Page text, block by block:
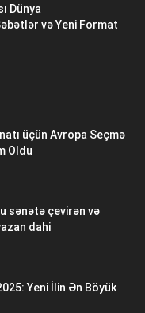
Dünya
və Yeni Format
üçün Avropa Seçmə
Oldu
sənətə çevirən və
dahi
Yeni İlin Ən Böyük